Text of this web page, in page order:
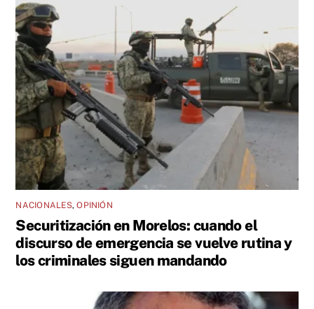
NACIONALES,OPINIÓN
Securitización en Morelos: cuando el
discurso de emergencia se vuelve rutina y
los criminales siguen mandando